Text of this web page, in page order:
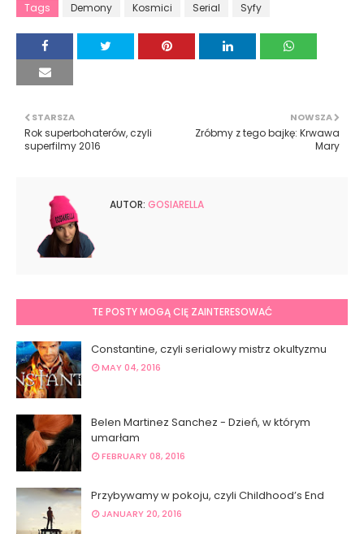
Tags Demony Kosmici Serial Syfy
NOWSZA
Zróbmy z tego bajkę: Krwawa
Mary
STARSZA
Rok superbohaterów, czyli
superfilmy 2016
AUTOR: GOSIARELLA
TE POSTY MOGĄ CIĘ ZAINTERESOWAĆ
Constantine, czyli serialowy mistrz okultyzmu
MAY 04, 2016
Belen Martinez Sanchez - Dzień, w którym
umarłam
FEBRUARY 08, 2016
Przybywamy w pokoju, czyli Childhood’s End
JANUARY 20, 2016